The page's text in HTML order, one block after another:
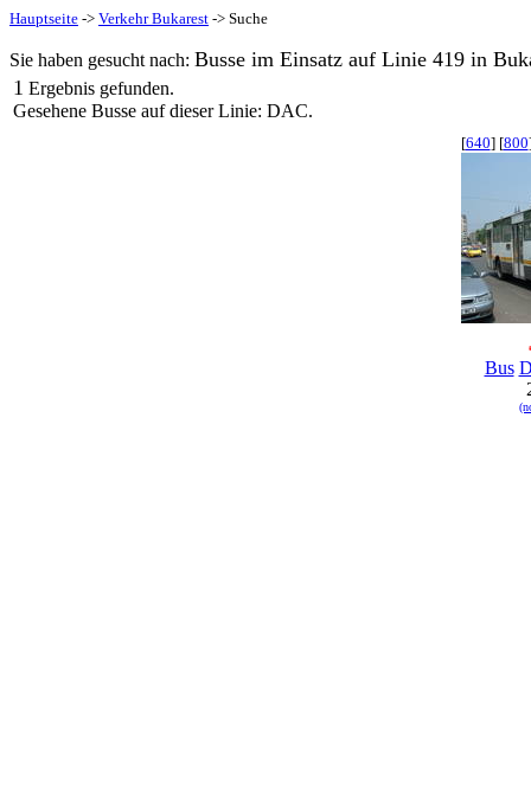
Hauptseite -> Verkehr Bukarest -> Suche
Sie haben gesucht nach: Busse im Einsatz auf Linie 419 in
1 Ergebnis gefunden.
Gesehene Busse auf dieser Linie: DAC.
[640] [800
Bus